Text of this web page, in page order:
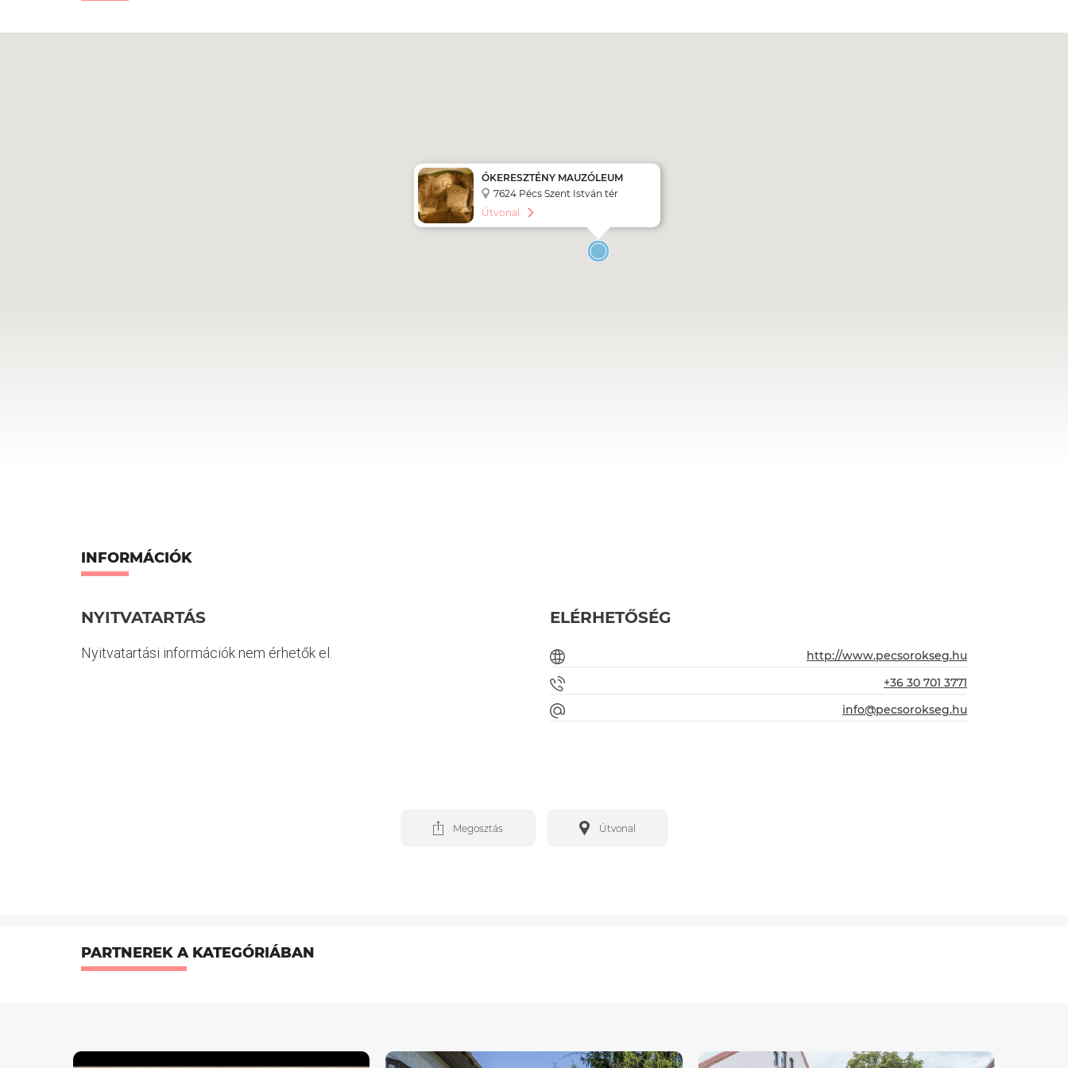
ÓKERESZTÉNY MAUZÓLEUM
7624 Pécs Szent István tér
Útvonal
INFORMÁCIÓK
NYITVATARTÁS
Nyitvatartási információk nem érhetők el.
ELÉRHETŐSÉG
http://www.pecsorokseg.hu
+36 30 701 3771
info@pecsorokseg.hu
Megosztás Útvonal
PARTNEREK A KATEGÓRIÁBAN